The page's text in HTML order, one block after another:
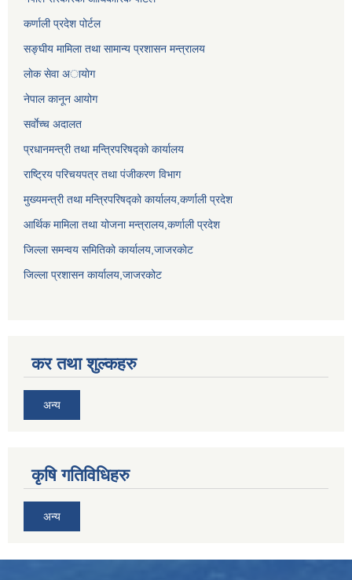
कर्णाली प्रदेश पोर्टल
सङ्घीय मामिला तथा सामान्य प्रशासन मन्त्रालय
लाेक सेवा अायाेग
नेपाल कानून आयोग
सर्वाेच्च अदालत
प्रधानमन्त्री तथा मन्त्रिपरिषद्को कार्यालय
राष्ट्रिय परिचयपत्र तथा पंजीकरण विभाग
मुख्यमन्त्री तथा मन्त्रिपरिषद्को कार्यालय,कर्णाली प्रदेश
आर्थिक मामिला तथा योजना मन्त्रालय,कर्णाली प्रदेश
जिल्ला समन्वय समितिको कार्यालय,जाजरकाेट
जिल्ला प्रशासन कार्यालय,जाजरकोट
कर तथा शुल्कहरु
अन्य
कृषि गतिविधिहरु
अन्य